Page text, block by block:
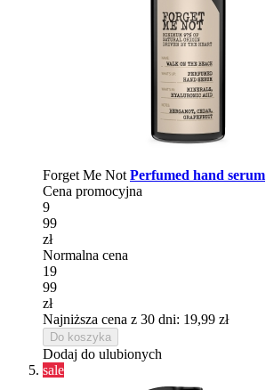
Forget Me Not Perfumed hand serum
Cena promocyjna
9
99
zł
Normalna cena
19
99
zł
Najniższa cena z 30 dni: 19,99 zł
Do koszyka
Dodaj do ulubionych
sale